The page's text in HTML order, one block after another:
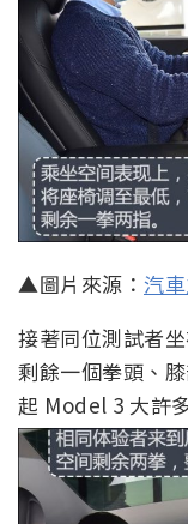
▲圖片來源： 汽
接著同位測試者
剩餘一個拳頭、
起 Model 3 大許